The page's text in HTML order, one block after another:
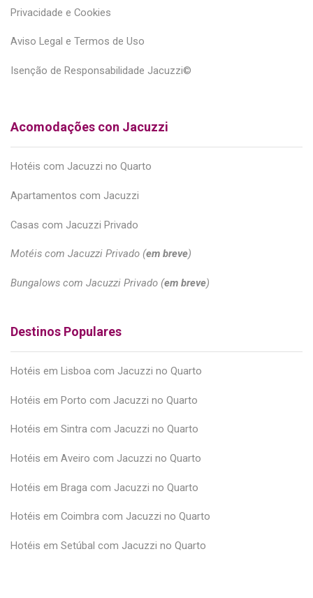
Privacidade e Cookies
Aviso Legal e Termos de Uso
Isenção de Responsabilidade Jacuzzi©
Acomodações con Jacuzzi
Hotéis com Jacuzzi no Quarto
Apartamentos com Jacuzzi
Casas com Jacuzzi Privado
Motéis com Jacuzzi Privado (em breve)
Bungalows com Jacuzzi Privado (em breve)
Destinos Populares
Hotéis em Lisboa com Jacuzzi no Quarto
Hotéis em Porto com Jacuzzi no Quarto
Hotéis em Sintra com Jacuzzi no Quarto
Hotéis em Aveiro com Jacuzzi no Quarto
Hotéis em Braga com Jacuzzi no Quarto
Hotéis em Coimbra com Jacuzzi no Quarto
Hotéis em Setúbal com Jacuzzi no Quarto